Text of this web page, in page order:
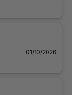
01/10/2026